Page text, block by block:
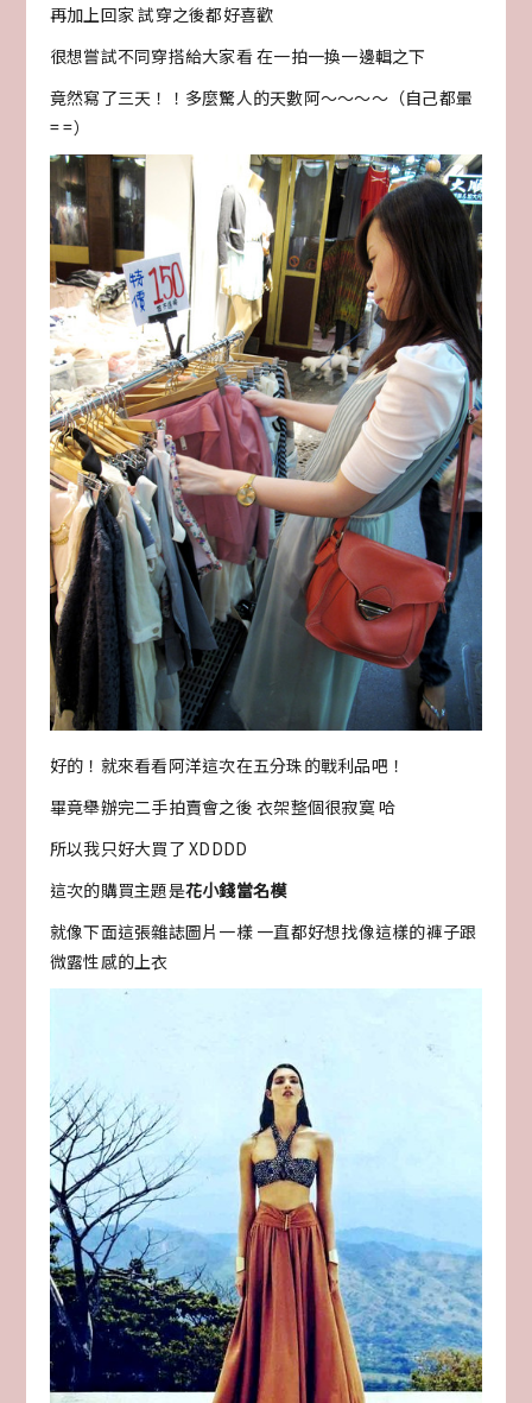
再加上回家 試穿之後都好喜歡
很想嘗試不同穿搭給大家看 在一拍一換一邊輯之下
竟然寫了三天！！多麼驚人的天數阿～～～～（自己都暈
= =）
好的！就來看看阿洋這次在五分珠的戰利品吧！
畢竟舉辦完二手拍賣會之後 衣架整個很寂寞 哈
所以我只好大買了 XDDDD
這次的購買主題是花小錢當名模
就像下面這張雜誌圖片一樣 一直都好想找像這樣的褲子跟
微露性感的上衣